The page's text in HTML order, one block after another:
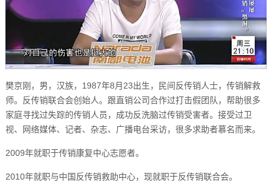
樊京刚，男，汉族，1987年8月23出生，民间反传销人士，传销解救
师。反传销联合会创始人。跟直销公司合作过打击假团队，帮助很多
家庭寻找过失踪的传销人员，成功反洗脑过传销受害者。接受过卫
视、网络媒体、记者、杂志、广播电台采访，很多求助者慕名而来。
2009年就职于传销康复中心志愿者。
2010年就职与中国反传销救助中心，现就职于反传销联合会。